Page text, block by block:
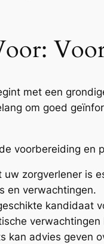
met een
om goed
voorbereiding en
uw zorgverlener is
en verwachtingen.
kandidaat
kan advies geven